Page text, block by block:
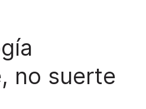
no suerte